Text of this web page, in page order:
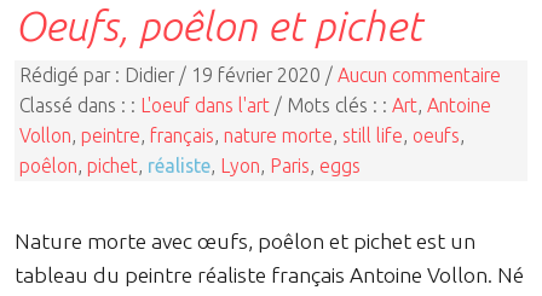
Oeufs, poêlon et pichet
Rédigé par : Didier / 19 février 2020 / Aucun commentaire
Classé dans : :
L'oeuf dans l'art / Mots clés : : Art, Antoine
Vollon, peintre, français, nature morte, still life, oeufs,
poêlon, pichet, réaliste, Lyon, Paris, eggs
Nature morte avec œufs, poêlon et pichet est un
tableau du peintre réaliste français Antoine Vollon. Né